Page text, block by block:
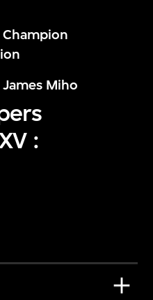
Champion
James Miho
: